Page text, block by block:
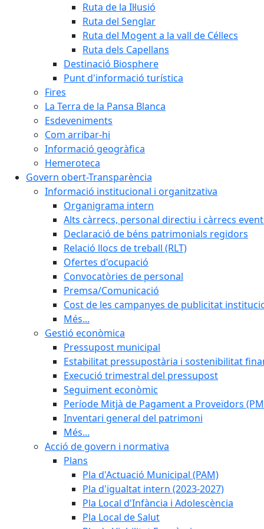
Ruta de la Il·lusió
Ruta del Senglar
Ruta del Mogent a la vall de Céllecs
Ruta dels Capellans
Destinació Biosphere
Punt d'informació turística
Fires
La Terra de la Pansa Blanca
Esdeveniments
Com arribar-hi
Informació geogràfica
Hemeroteca
Govern obert-Transparència
Informació institucional i organitzativa
Organigrama intern
Alts càrrecs, personal directiu i càrrecs
Declaració de béns patrimonials regidors
Relació llocs de treball (RLT)
Ofertes d'ocupació
Convocatòries de personal
Premsa/Comunicació
Cost de les campanyes de publicitat
Més...
Gestió econòmica
Pressupost municipal
Estabilitat pressupostària i sostenibilitat
Execució trimestral del pressupost
Seguiment econòmic
Període Mitjà de Pagament a Proveïdors
Inventari general del patrimoni
Més...
Acció de govern i normativa
Plans
Pla d'Actuació Municipal (PAM)
Pla d'igualtat intern (2023-2027)
Pla Local d'Infància i Adolescència
Pla Local de Salut